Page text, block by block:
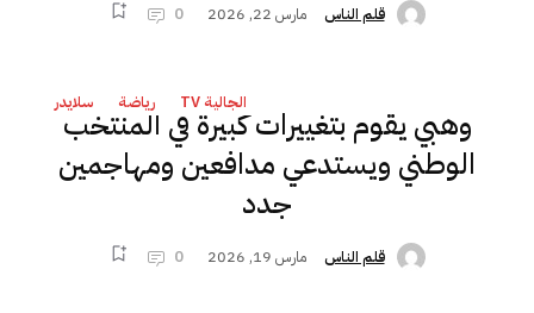
قلم الناس مارس 22, 2026 0
الجالية TV رياضة سلايدر
وهبي يقوم بتغييرات كبيرة في المنتخب
الوطني ويستدعي مدافعين ومهاجمين
جدد
قلم الناس مارس 19, 2026 0